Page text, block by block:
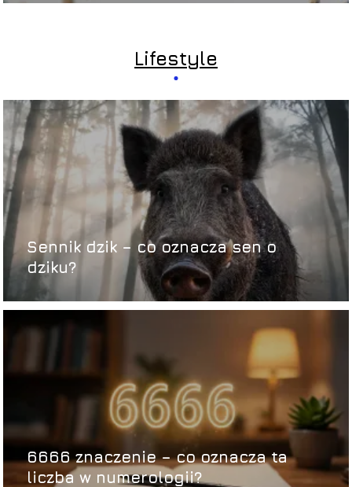
Lifestyle
Sennik dzik – co oznacza sen o
dziku?
6666 znaczenie – co oznacza ta
liczba w numerologii?